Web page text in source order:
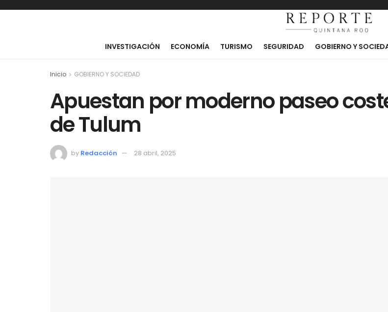
INVESTIGACIÓN ECONOMÍA TURISMO SEGURIDAD GOBIERNO Y
Inicio GOBIERNO Y SOCIEDAD
Apuestan por moderno paseo
de Tulum
by Redacción 28 abril, 2025